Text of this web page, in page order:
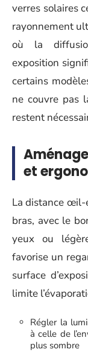
verres solaires
rayonnement
où la
exposition
certains
ne couvre pas
restent
et
La distance œil-
bras, avec le
yeux ou
favorise un
surface
limite
Régler la
à celle de
plus sombre